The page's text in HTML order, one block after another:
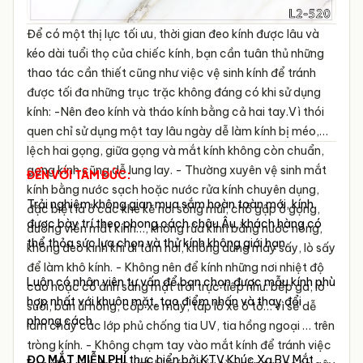
Để có một thị lực tối ưu, thời gian đeo kính được lâu và
kéo dài tuổi thọ của chiếc kính, bạn cần tuân thủ những
thao tác cần thiết cũng như việc vệ sinh kính để tránh
được tối đa những trục trặc không đáng có khi sử dụng
kính: -Nên đeo kính và tháo kính bằng cả hai tay.Vì thói
quen chỉ sử dụng một tay lâu ngày dễ làm kính bị méo,
lệch hai gọng, giữa gọng và mắt kính không còn chuẩn,
gọng kính cũng dễ lung lay. - Thường xuyên vệ sinh mắt
kính bằng nước sạch hoặc nước rửa kính chuyên dụng,
đặc biệt là ở các khe kẽ nơi sống mũi, chỗ gập ở gọng,
đường viền mắt kính…, không rửa kính bằng nước nóng,
không đeo kính khi đi tắm hơi, không dùng máy sấy, lò sấy
để làm khô kính. - Không nên để kính những nơi nhiệt độ
cao hoặc có ánh sáng mặt trời trực tiếp như: bếp ga, lò
sưởi, bàn ủi nóng, cốp xe máy, táp lô xe ô tô… vì sẽ dễ
làm chảy các lớp phủ chống tia UV, tia hồng ngoại … trên
tròng kính. - Không chạm tay vào mắt kính để tránh việc
ĐẾN VỚI TÂM ĐỨC:
Trải nghiệm không gian mua sắm hoàn toàn mới, kính
được bày trí theo phong cách châu Âu, khách hàng có
thể thỏa sức lựa chọn và thử kính không giới hạn.
Luôn có nhân viên tư vấn để bạn chọn được mẫu kính phù
hợp nhất với khuôn mặt, tạo điểm nhấn và thay đổi
phong cách
ĐO MẮT MIỄN PHÍthực hiển bởi KTV Khúc Xạ BV Mắt